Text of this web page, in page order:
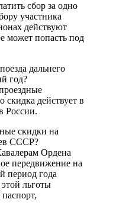
сбор за одно
участника
действуют
может попасть под
дальнего
год?
действует в
России.
скидки на
СССР?
Ордена
передвижение на
период года
льготы